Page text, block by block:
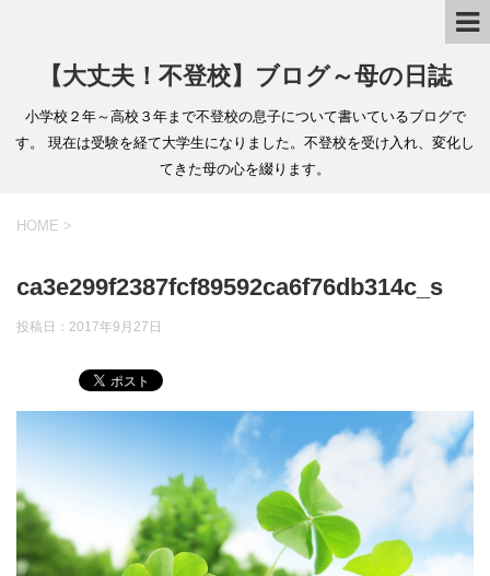
【大丈夫！不登校】ブログ～母の日誌
小学校２年～高校３年まで不登校の息子について書いているブログで
す。 現在は受験を経て大学生になりました。不登校を受け入れ、変化し
てきた母の心を綴ります。
HOME >
ca3e299f2387fcf89592ca6f76db314c_s
投稿日： 2017年9月27日